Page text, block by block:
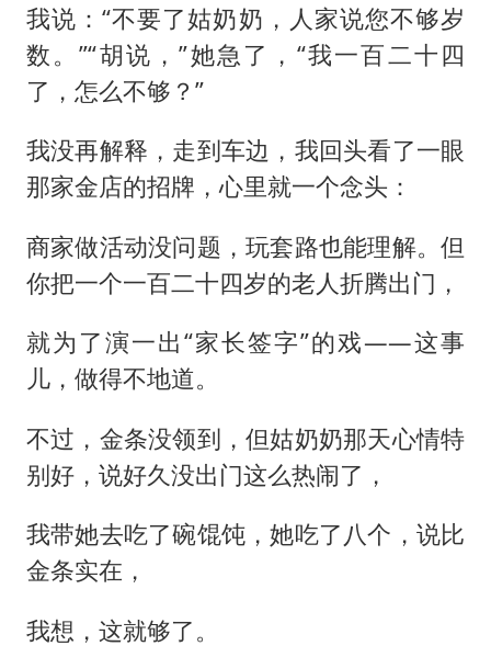
我说：“不要了姑奶奶，人家说您不够岁
数。”“胡说，”她急了，“我一百二十四
了，怎么不够？”
我没再解释，走到车边，我回头看了一眼
那家金店的招牌，心里就一个念头：
商家做活动没问题，玩套路也能理解。但
你把一个一百二十四岁的老人折腾出门，
就为了演一出“家长签字”的戏——这事
儿，做得不地道。
不过，金条没领到，但姑奶奶那天心情特
别好，说好久没出门这么热闹了，
我带她去吃了碗馄饨，她吃了八个，说比
金条实在，
我想，这就够了。